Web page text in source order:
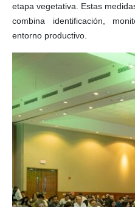
etapa vegetativa. Estas
combina identificación,
entorno productivo.